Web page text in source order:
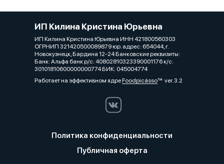
ИП Килина Кристина Юрьевна
ИП Килина Кристина Юрьевна ИНН 421800560303
ОГРНИП 321420500089879 юр. адрес: 654044, г.
Новокузнецк, Бардина 12-24 Банковские реквизиты:
Банк: Альфа банк р/с: 40802810323390001176 к/с:
30101810600000000774 БИК: 045004774
Работает на эффективном ядреFoodpicássover. 3.2
Политика конфиденциальности
Публичная оферта